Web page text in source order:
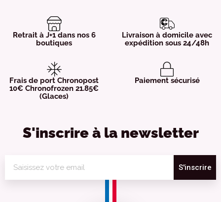
Retrait à J+1 dans nos 6
boutiques
Livraison à domicile avec
expédition sous 24/48h
Frais de port Chronopost
10€ Chronofrozen 21.85€
(Glaces)
Paiement sécurisé
S'inscrire à la newsletter
S'inscrire